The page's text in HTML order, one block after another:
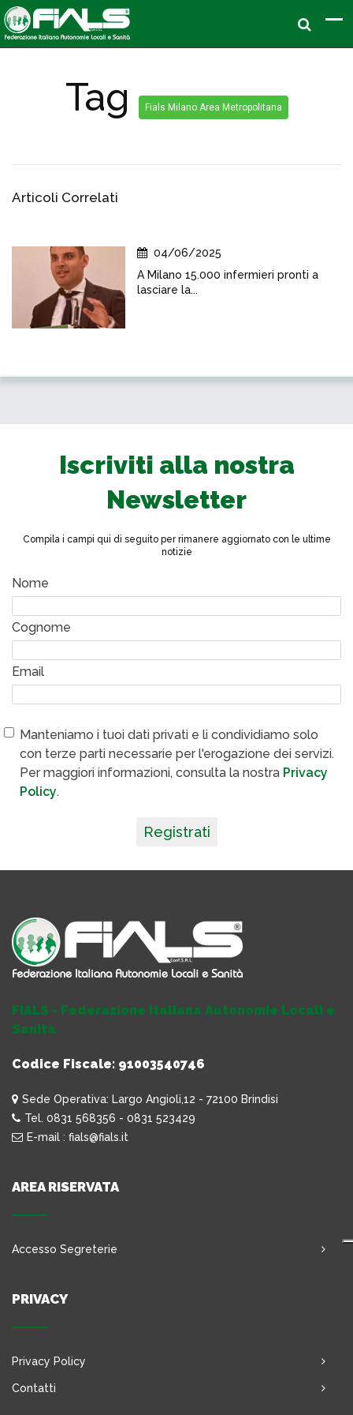
Tag Fials Milano Area Metropolitana
Articoli Correlati
04/06/2025
A Milano 15.000 infermieri pronti a
lasciare la...
Iscriviti alla nostra
Newsletter
Compila i campi qui di seguito per rimanere aggiornato con le ultime
notizie
Nome
Cognome
Email
Manteniamo i tuoi dati privati e li condividiamo solo
con terze parti necessarie per l'erogazione dei servizi.
Per maggiori informazioni, consulta la nostra Privacy
Policy.
Registrati
FIALS - Federazione Italiana Autonomie Locali e
Sanità
Codice Fiscale: 91003540746
Sede Operativa: Largo Angioli,12 - 72100 Brindisi
Tel. 0831 568356 - 0831 523429
E-mail : fials@fials.it
AREA RISERVATA
Accesso Segreterie
PRIVACY
Privacy Policy
Contatti